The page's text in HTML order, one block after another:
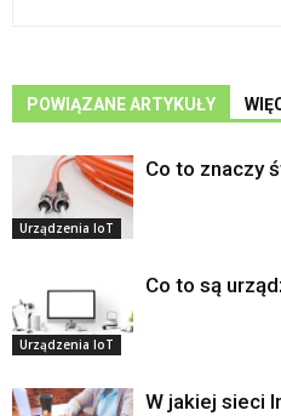
POWIĄZANE ARTYKUŁY
Urządzenia IoT
Co to znaczy
Urządzenia IoT
Co to są
W jakiej sieci